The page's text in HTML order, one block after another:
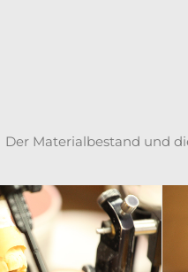
Der Materialbestand und